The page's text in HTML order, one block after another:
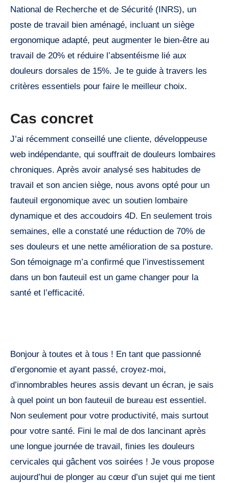
National de Recherche et de Sécurité (INRS), un
poste de travail bien aménagé, incluant un siège
ergonomique adapté, peut augmenter le bien-être au
travail de 20% et réduire l’absentéisme lié aux
douleurs dorsales de 15%. Je te guide à travers les
critères essentiels pour faire le meilleur choix.
Cas concret
J’ai récemment conseillé une cliente, développeuse
web indépendante, qui souffrait de douleurs lombaires
chroniques. Après avoir analysé ses habitudes de
travail et son ancien siège, nous avons opté pour un
fauteuil ergonomique avec un soutien lombaire
dynamique et des accoudoirs 4D. En seulement trois
semaines, elle a constaté une réduction de 70% de
ses douleurs et une nette amélioration de sa posture.
Son témoignage m’a confirmé que l’investissement
dans un bon fauteuil est un game changer pour la
santé et l’efficacité.
Bonjour à toutes et à tous ! En tant que passionné
d’ergonomie et ayant passé, croyez-moi,
d’innombrables heures assis devant un écran, je sais
à quel point un bon fauteuil de bureau est essentiel.
Non seulement pour votre productivité, mais surtout
pour votre santé. Fini le mal de dos lancinant après
une longue journée de travail, finies les douleurs
cervicales qui gâchent vos soirées ! Je vous propose
aujourd’hui de plonger au cœur d’un sujet qui me tient